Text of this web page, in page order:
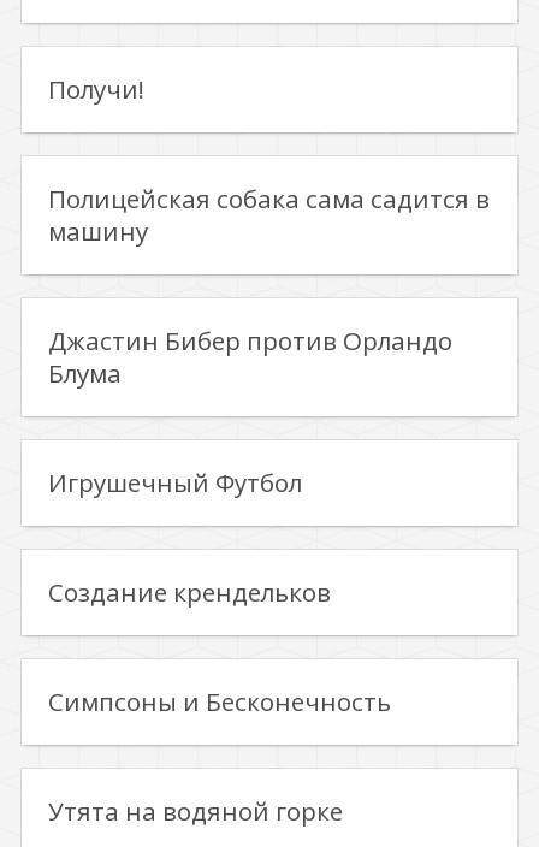
Получи!
Полицейская собака сама садится в
машину
Джастин Бибер против Орландо
Блума
Игрушечный Футбол
Создание крендельков
Симпсоны и Бесконечность
Утята на водяной горке